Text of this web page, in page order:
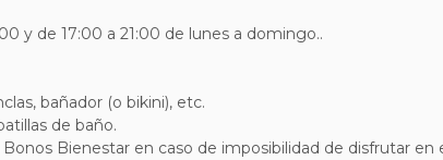
y de 17:00 a 21:00 de lunes a domingo..
bañador (o bikini), etc.
de baño.
Bienestar en caso de imposibilidad de disfrutar en